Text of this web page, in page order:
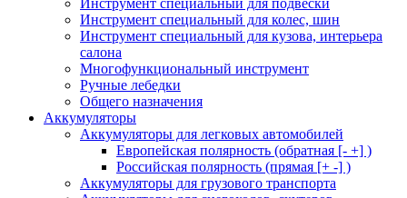
Инструмент специальный для подвески
Инструмент специальный для колес, шин
Инструмент специальный для кузова, интерьера
салона
Многофункциональный инструмент
Ручные лебедки
Общего назначения
Аккумуляторы
Аккумуляторы для легковых автомобилей
Европейская полярность (обратная [- +] )
Российская полярность (прямая [+ -] )
Аккумуляторы для грузового транспорта